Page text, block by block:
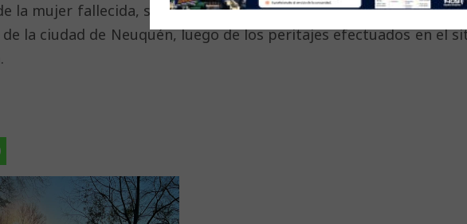
la mujer fallecida, se informó que fue retirado del lugar y que
la ciudad de Neuquén, luego de los peritajes efectuados en el